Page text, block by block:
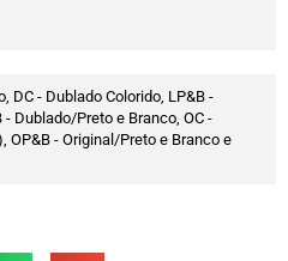
DC - Dublado Colorido, LP&B -
Dublado/Preto e Branco, OC -
OP&B - Original/Preto e Branco e